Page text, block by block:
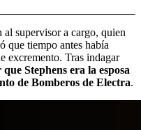
supervisor a cargo, quien
que tiempo antes había
excremento. Tras indagar
Stephens era la esposa
de Bomberos de Electra.